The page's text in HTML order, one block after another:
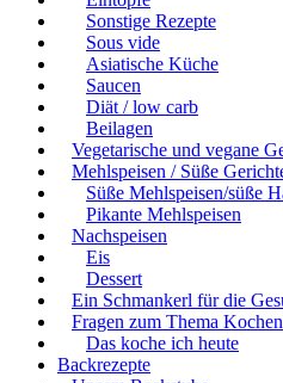
Sonstige Rezepte
Sous vide
Asiatische Küche
Saucen
Diät / low carb
Beilagen
Vegetarische und vegane
Mehlspeisen / Süße
Süße Mehlspeisen/süße
Pikante Mehlspeisen
Nachspeisen
Eis
Dessert
Ein Schmankerl für die
Fragen zum Thema Kochen
Das koche ich heute
Backrezepte